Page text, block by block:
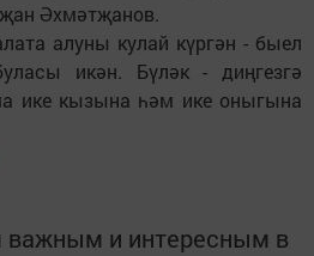
Әхмәтҗанов.
алуны кулай күргән - быел
икән. Бүләк - диңгезгә
ике кызына һәм ике оныгына
и интересным в